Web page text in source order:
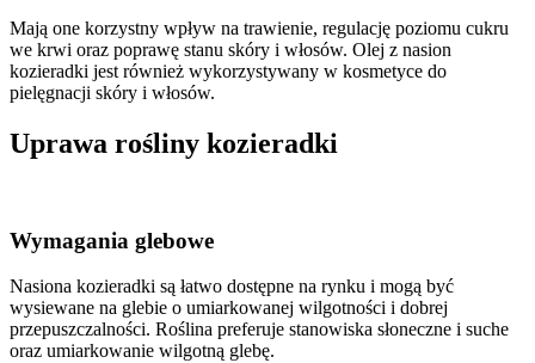
Mają one korzystny wpływ na trawienie, regulację poziomu cukru
we krwi oraz poprawę stanu skóry i włosów. Olej z nasion
kozieradki jest również wykorzystywany w kosmetyce do
pielęgnacji skóry i włosów.
Uprawa rośliny kozieradki
Wymagania glebowe
Nasiona kozieradki są łatwo dostępne na rynku i mogą być
wysiewane na glebie o umiarkowanej wilgotności i dobrej
przepuszczalności. Roślina preferuje stanowiska słoneczne i suche
oraz umiarkowanie wilgotną glebę.